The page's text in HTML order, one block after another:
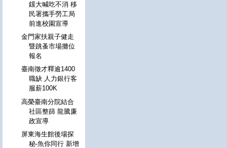
鍰大喊吃不消 移
民署攜手勞工局
前進校園宣導
金門家扶親子健走
暨跳蚤市場攤位
報名
臺南徵才釋逾1400
職缺 人力銀行客
服薪100K
高榮臺南分院結合
社區整篩 龍騰廉
政宣導
屏東海生館後場探
秘-魚你同行 新增